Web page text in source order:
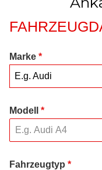
Marke *
E.g. Audi
Modell *
Fahrzeugtyp *